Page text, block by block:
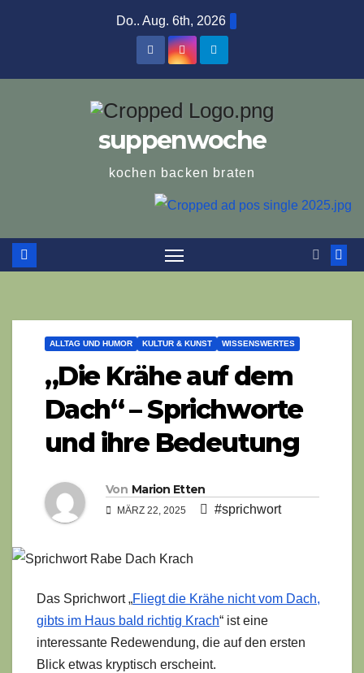
Do.. Aug. 6th, 2026
suppenwoche
kochen backen braten
ALLTAG UND HUMOR KULTUR & KUNST WISSENSWERTES
„Die Krähe auf dem
Dach“ – Sprichworte
und ihre Bedeutung
Von Marion Etten
MÄRZ 22, 2025 #sprichwort
Das Sprichwort „Fliegt die Krähe nicht vom Dach,
gibts im Haus bald richtig Krach“ ist eine
interessante Redewendung, die auf den ersten
Blick etwas kryptisch erscheint.